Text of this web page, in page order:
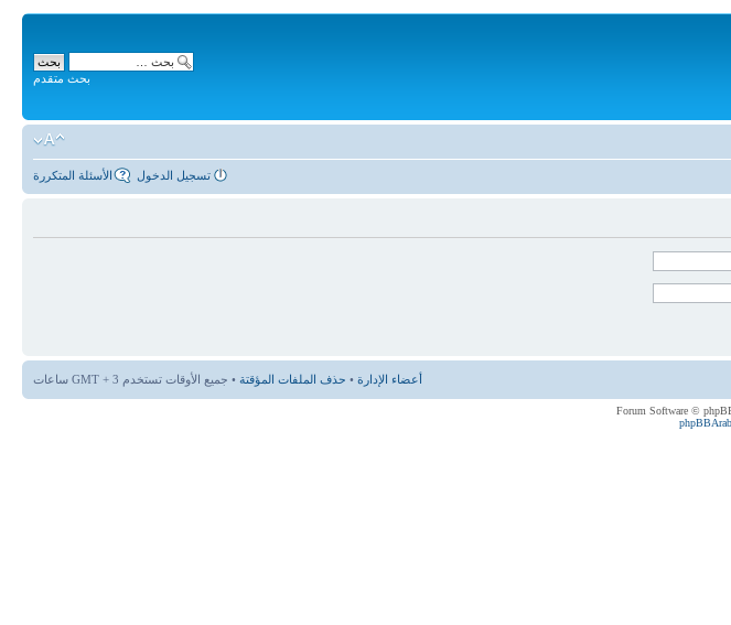
بحث متقدم
الأسئلة المتكررة تسجيل الدخول
أعضاء الإدارة • حذف الملفات المؤقتة • جميع الأوقات تستخدم GMT + 3 ساعات